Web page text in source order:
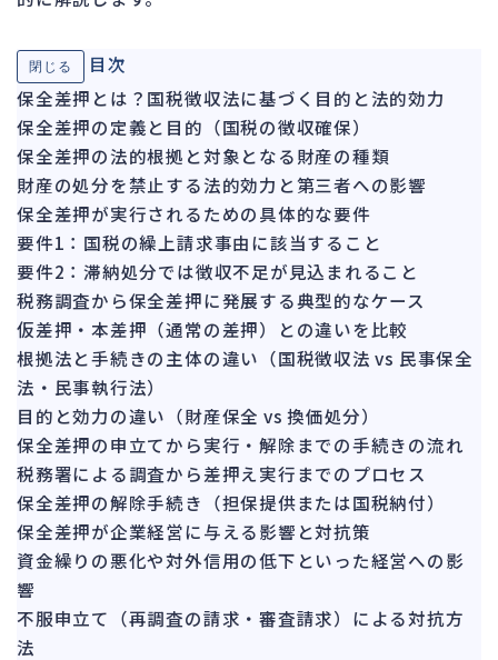
人件費
労働問題
労災・ハラスメント 149
解雇・退職 129
事業運営
品質・リコール 48
情報漏洩・サイバー 269
事業再編 71
手続 701
私的整理 151
法的整理
債権者対応 19
換価・競売 55
閉じる
目次
保全差押とは？国税徴収法に基づく目的と法的効力
保全差押の定義と目的（国税の徴収確保）
保全差押の法的根拠と対象となる財産の種類
財産の処分を禁止する法的効力と第三者への影響
保全差押が実行されるための具体的な要件
要件1：国税の繰上請求事由に該当すること
要件2：滞納処分では徴収不足が見込まれること
税務調査から保全差押に発展する典型的なケース
仮差押・本差押（通常の差押）との違いを比較
根拠法と手続きの主体の違い（国税徴収法 vs 民事保全
法・民事執行法）
目的と効力の違い（財産保全 vs 換価処分）
保全差押の申立てから実行・解除までの手続きの流れ
税務署による調査から差押え実行までのプロセス
保全差押の解除手続き（担保提供または国税納付）
保全差押が企業経営に与える影響と対抗策
資金繰りの悪化や対外信用の低下といった経営への影
響
不服申立て（再調査の請求・審査請求）による対抗方
法